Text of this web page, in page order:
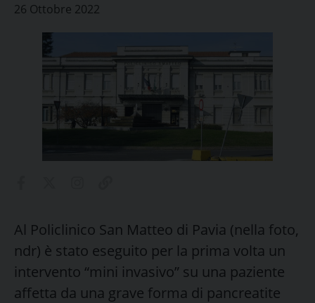
26 Ottobre 2022
Al Policlinico San Matteo di Pavia (nella foto,
ndr) è stato eseguito per la prima volta un
intervento “mini invasivo” su una paziente
affetta da una grave forma di pancreatite